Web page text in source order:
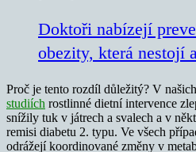
Doktoři nabízejí
obezity, která nestojí
Proč je tento rozdíl důležitý? V našich
studiích rostlinné dietní intervence
snížily tuk v játrech a svalech a v
remisi diabetu 2. typu. Ve všech
odrážejí koordinované změny v